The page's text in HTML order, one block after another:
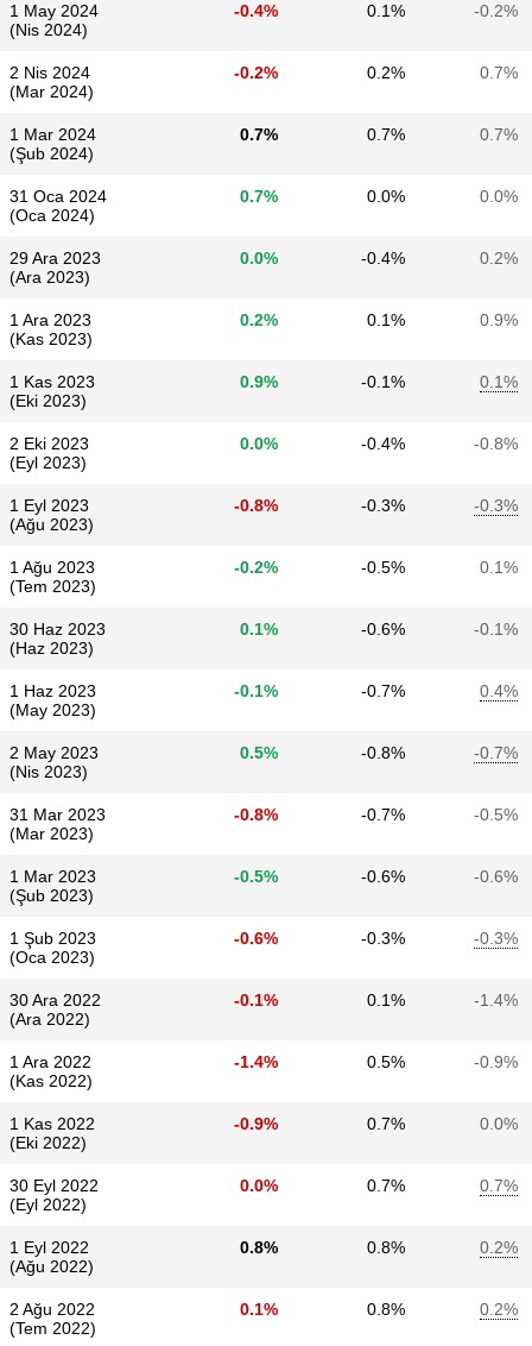
1 May 2024
(Nis 2024)
-0.4% 0.1% -0.2%
2 Nis 2024
(Mar 2024)
-0.2% 0.2% 0.7%
1 Mar 2024
(Şub 2024)
0.7% 0.7% 0.7%
31 Oca 2024
(Oca 2024)
0.7% 0.0% 0.0%
29 Ara 2023
(Ara 2023)
0.0% -0.4% 0.2%
1 Ara 2023
(Kas 2023)
0.2% 0.1% 0.9%
1 Kas 2023
(Eki 2023)
0.9% -0.1% 0.1%
2 Eki 2023
(Eyl 2023)
0.0% -0.4% -0.8%
1 Eyl 2023
(Ağu 2023)
-0.8% -0.3% -0.3%
1 Ağu 2023
(Tem 2023)
-0.2% -0.5% 0.1%
30 Haz 2023
(Haz 2023)
0.1% -0.6% -0.1%
1 Haz 2023
(May 2023)
-0.1% -0.7% 0.4%
2 May 2023
(Nis 2023)
0.5% -0.8% -0.7%
31 Mar 2023
(Mar 2023)
-0.8% -0.7% -0.5%
1 Mar 2023
(Şub 2023)
-0.5% -0.6% -0.6%
1 Şub 2023
(Oca 2023)
-0.6% -0.3% -0.3%
30 Ara 2022
(Ara 2022)
-0.1% 0.1% -1.4%
1 Ara 2022
(Kas 2022)
-1.4% 0.5% -0.9%
1 Kas 2022
(Eki 2022)
-0.9% 0.7% 0.0%
30 Eyl 2022
(Eyl 2022)
0.0% 0.7% 0.7%
1 Eyl 2022
(Ağu 2022)
0.8% 0.8% 0.2%
2 Ağu 2022
(Tem 2022)
0.1% 0.8% 0.2%